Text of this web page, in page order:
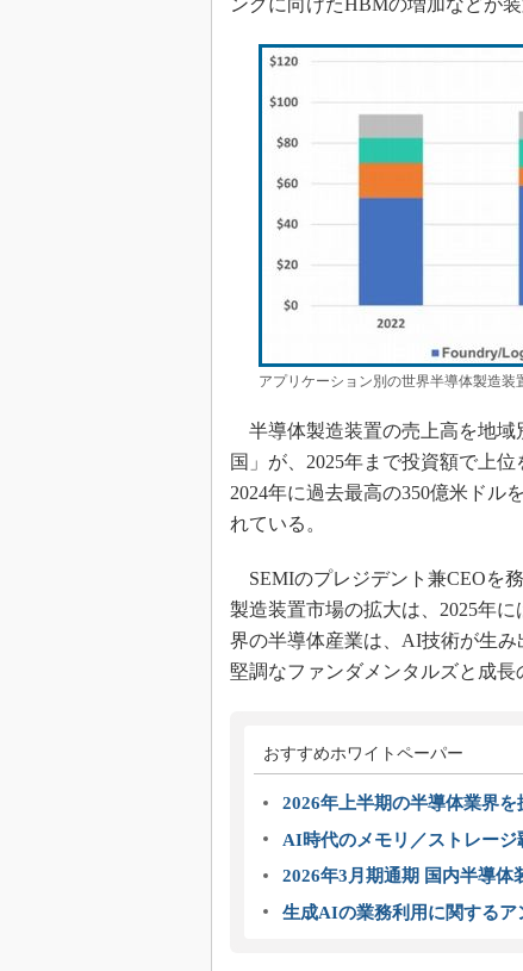
ングに向けたHBMの増加などが
アプリケーション別の世界半導体製造
半導体製造装置の売上高を地域
国」が、2025年まで投資額で上
2024年に過去最高の350億米ドル
れている。
SEMIのプレジデント兼CEOを
製造装置市場の拡大は、2025年
界の半導体産業は、AI技術が生
堅調なファンダメンタルズと成長
おすすめホワイトペーパー
2026年上半期の半導体業界
AI時代のメモリ／ストレー
2026年3月期通期 国内半導体
生成AIの業務利用に関するア